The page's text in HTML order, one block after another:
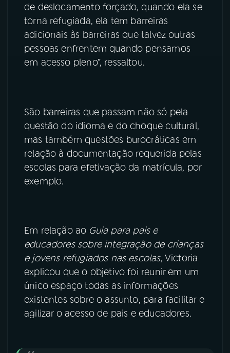
de deslocamento forçado, quando ela se
torna refugiada, ela tem barreiras
adicionais às barreiras que talvez outras
pessoas enfrentem quando pensamos
em acesso pleno”, ressaltou.
São barreiras que passam não só pela
questão do idioma e do choque cultural,
mas também questões burocráticas em
relação à documentação requerida pelas
escolas para efetivação da matrícula, por
exemplo.
Em relação ao Guia para pais e
educadores sobre integração de crianças
e jovens refugiados nas escolas, Victoria
explicou que o objetivo foi reunir em um
único espaço todas as informações
existentes sobre o assunto, para facilitar e
agilizar o acesso de pais e educadores.